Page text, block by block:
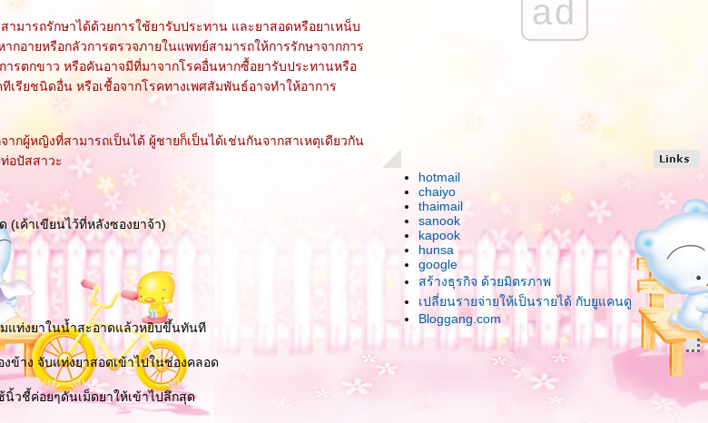
มารถรักษาได้ด้วยการใช้ยารับประทาน และยาสอดหรือยาเหน็บ
อายหรือกลัวการตรวจภายในแพทย์สามารถให้การรักษาจากการ
ารตกขาว หรือคันอาจมีที่มาจากโรคอื่นหากซื้อยารับประทานหรือ
เรียชนิดอื่น หรือเชื้อจากโรคทางเพศสัมพันธ์อาจทำให้อาการ
กผู้หญิงที่สามารถเป็นได้ ผู้ชายก็เป็นได้เช่นกันจากสาเหตุเดียวกัน
อปัสสาวะ
(เค้าเขียนไว้ที่หลังซองยาจ้า)
แท่งยาในน้ำสะอาดแล้วหยิบขึ้นทันที
ข้าง จับแท่งยาสอดเข้าไปในช่องคลอด
วชี้ค่อยๆดันเม็ดยาให้เข้าไปลึกสุด
ad
hotmail
chaiyo
thaimail
sanook
kapook
hunsa
google
สร้างธุรกิจ ด้วยมิตรภาพ
เปลี่ยนรายจ่ายให้เป็นรายได้ กับยูแคนดู
Bloggang.com